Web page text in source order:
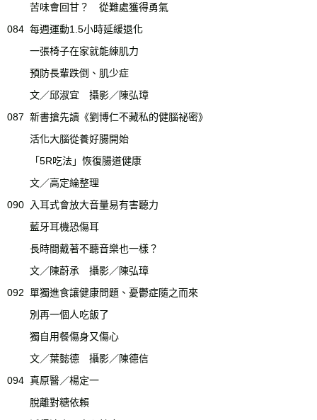
苦味會回甘？ 從難處獲得勇氣
084 每週運動1.5小時延緩退化
一張椅子在家就能練肌力
預防長輩跌倒、肌少症
文／邱淑宜 攝影／陳弘璋
087 新書搶先讀《劉博仁不藏私的健腦祕密》
活化大腦從養好腸開始
「5R吃法」恢復腸道健康
文／高定綸整理
090
入耳式會放大音量易有害聽力
藍牙耳機恐傷耳
長時間戴著不聽音樂也一樣？
文／陳蔚承 攝影／陳弘璋
092
單獨進食讓健康問題、憂鬱症隨之而來
別再一個人吃飯了
獨自用餐傷身又傷心
文／葉懿德 攝影／陳德信
094 真原醫／楊定一
脫離對糖依賴